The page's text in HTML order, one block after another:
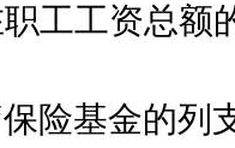
工工资总额
基金的列